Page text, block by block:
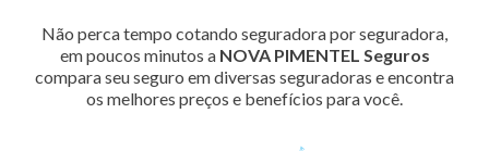
Não perca tempo cotando seguradora por seguradora,
em poucos minutos a NOVA PIMENTEL Seguros
compara seu seguro em diversas seguradoras e encontra
os melhores preços e benefícios para você.